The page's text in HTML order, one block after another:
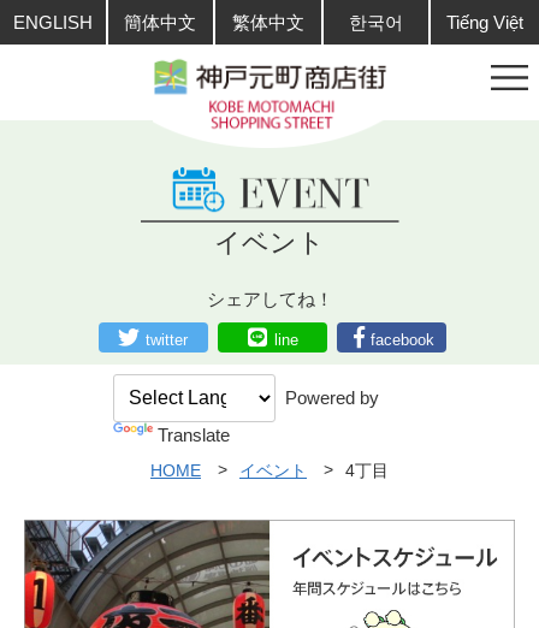
ENGLISH 簡体中文 繁体中文 한국어 Tiếng Việt
イベント
シェアしてね！
twitter line facebook
Powered by
Translate
HOME イベント 4丁目